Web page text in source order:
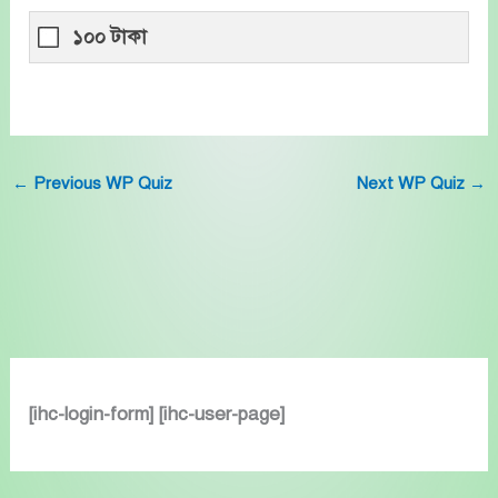
[ihc-login-form] [ihc-user-page]
১০০ টাকা
← Previous WP Quiz Next WP Quiz →